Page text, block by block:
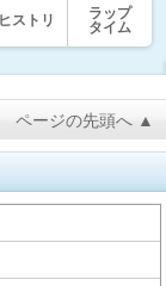
ヒストリ
ラップ
タイム
ページの先頭へ ▲